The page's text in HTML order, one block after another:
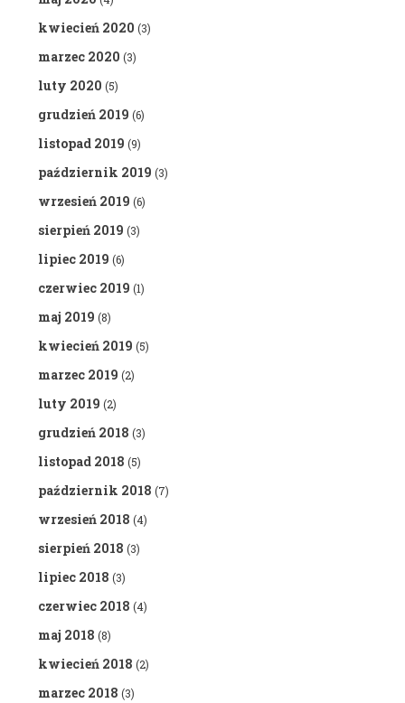
kwiecień 2020 (3)
marzec 2020 (3)
luty 2020 (5)
grudzień 2019 (6)
listopad 2019 (9)
październik 2019 (3)
wrzesień 2019 (6)
sierpień 2019 (3)
lipiec 2019 (6)
czerwiec 2019 (1)
maj 2019 (8)
kwiecień 2019 (5)
marzec 2019 (2)
luty 2019 (2)
grudzień 2018 (3)
listopad 2018 (5)
październik 2018 (7)
wrzesień 2018 (4)
sierpień 2018 (3)
lipiec 2018 (3)
czerwiec 2018 (4)
maj 2018 (8)
kwiecień 2018 (2)
marzec 2018 (3)